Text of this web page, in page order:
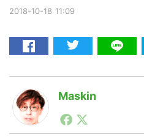
2018-10-18 11:09
Maskin
1990年代初頭から記
ートアップ業界のハー
Re:Work
AI
暗号資産
[Voice Edition]
[YouTube]
LINE
Daily